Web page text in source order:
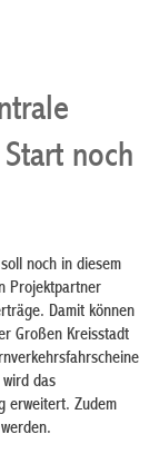
noch
noch in diesem
Projektpartner
Damit können
Großen Kreisstadt
das
erweitert. Zudem